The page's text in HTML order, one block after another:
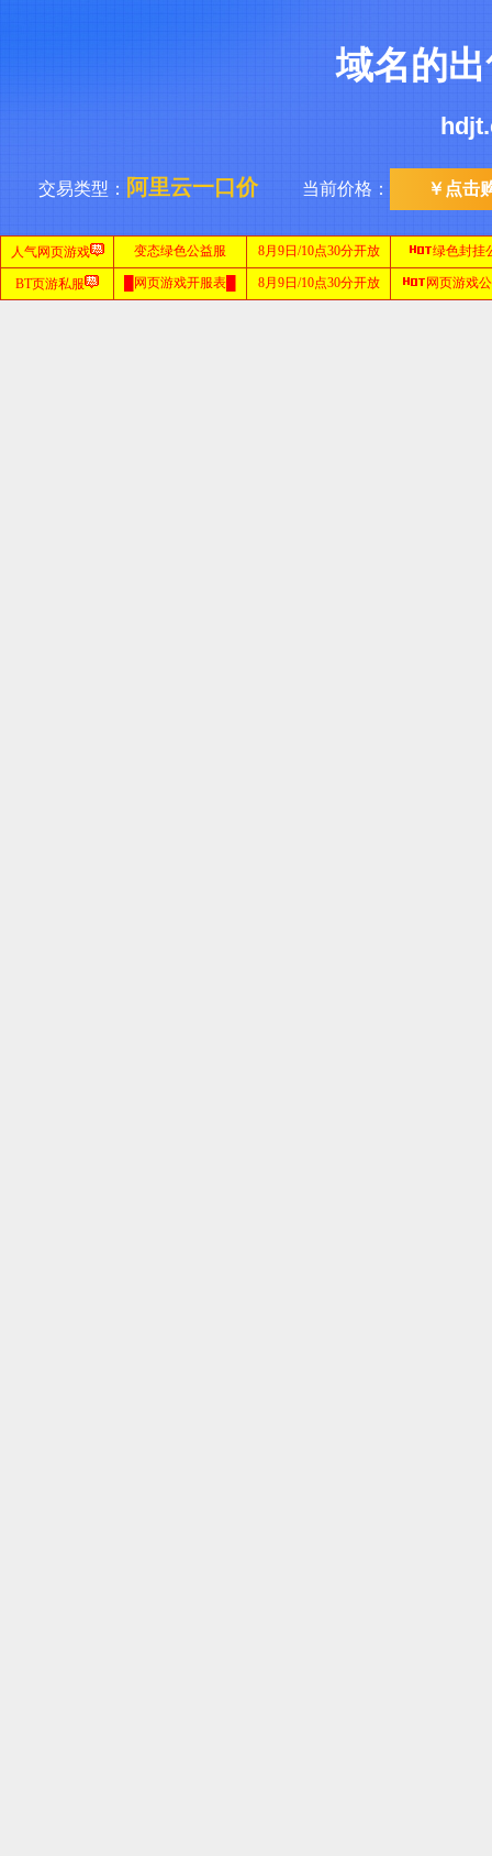
域名的
交易类型： 阿里云一口价 当前价格： ￥点击